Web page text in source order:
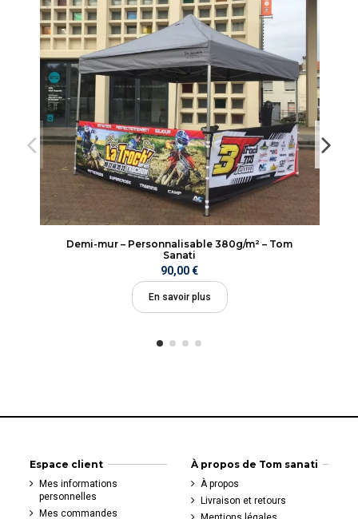
Demi-mur – Personnalisable 380g/m² – Tom
Sanati
90,00 €
En savoir plus
Espace client
Mes informations
personnelles
Mes commandes
À propos de Tom sanati
À propos
Livraison et retours